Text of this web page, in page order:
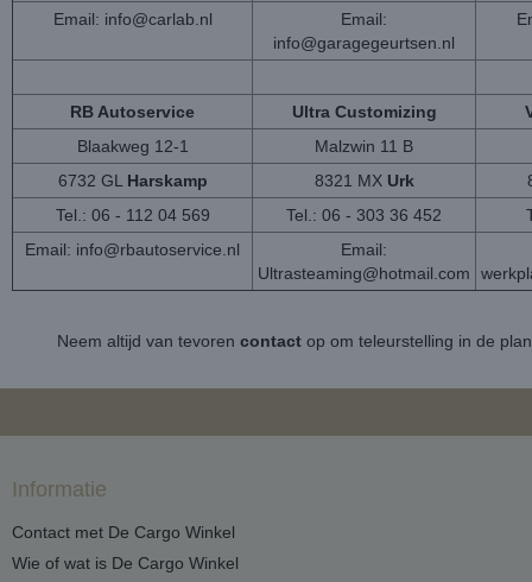
Email: info@carlab.nl
Email:
info@garagegeurtsen.nl
RB Autoservice Ultra Customizing
Blaakweg 12-1
Malzwin 11 B
6732 GL Harskamp 8321 MX Urk
Tel.: 06 - 112 04 569
Tel.: 06 - 303 36 452
Email: info@rbautoservice.nl
Email:
Ultrasteaming@hotmail.com
Neem altijd van tevoren contactop om teleurstelling in de
Informatie
Contact met De Cargo Winkel
Wie of wat is De Cargo Winkel